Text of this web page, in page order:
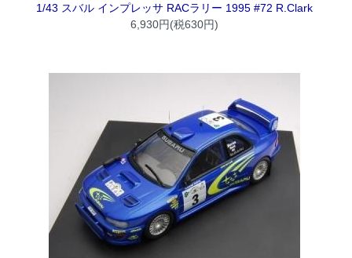
1/43 スバル インプレッサ RACラリー 1995 #72 R.Clark
6,930円(税630円)